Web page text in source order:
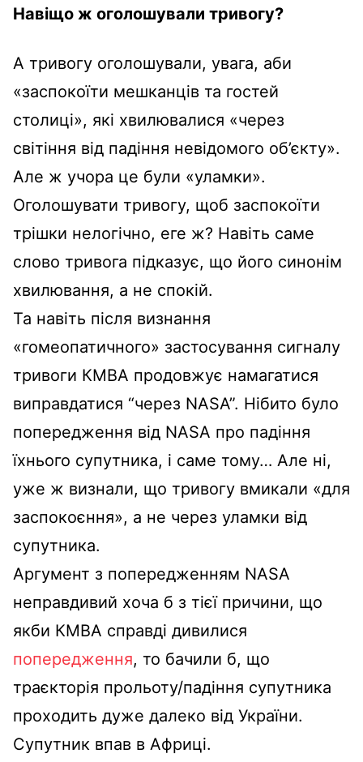
Навіщо ж оголошували тривогу?
А тривогу оголошували, увага, аби
«заспокоїти мешканців та гостей
столиці», які хвилювалися «через
світіння від падіння невідомого об’єкту».
Але ж учора це були «уламки».
Оголошувати тривогу, щоб заспокоїти
трішки нелогічно, еге ж? Навіть саме
слово тривога підказує, що його синонім
хвилювання, а не спокій.
Та навіть після визнання
«гомеопатичного» застосування сигналу
тривоги КМВА продовжує намагатися
виправдатися “через NASA”. Нібито було
попередження від NASA про падіння
їхнього супутника, і саме тому… Але ні,
уже ж визнали, що тривогу вмикали «для
заспокоєння», а не через уламки від
супутника.
Аргумент з попередженням NASA
неправдивий хоча б з тієї причини, що
якби КМВА справді дивилися
попередження, то бачили б, що
траєкторія прольоту/падіння супутника
проходить дуже далеко від України.
Супутник впав в Африці.